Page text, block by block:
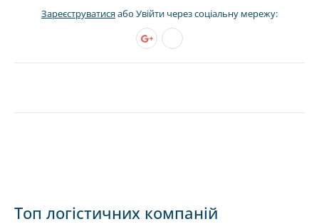
Зареєструватисяабо Увійти через соціальну мережу:
Топ логістичних компаній